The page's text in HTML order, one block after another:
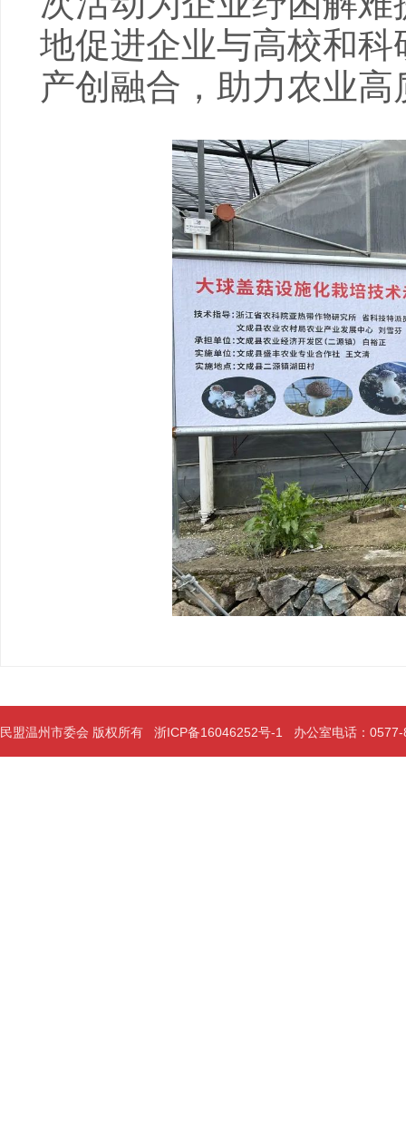
地促进企业与高校和
产创融合，助力农业高
民盟温州市委会 版权所有 浙ICP备16046252号-1 办公室电话：